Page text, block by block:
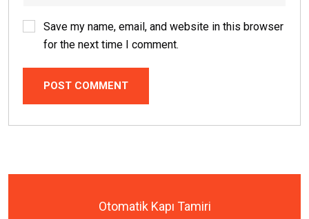
Save my name, email, and website in this browser
for the next time I comment.
POST COMMENT
Otomatik Kapı Tamiri